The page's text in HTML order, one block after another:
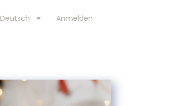
Deutsch Anmelden